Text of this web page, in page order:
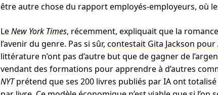
être autre chose du rapport employés-employeurs, où
LeNew York Times, récemment, expliquait que la
l’avenir du genre. Pas si sûr, contestait Gita Jackson
littérature n’ont pas d’autre but que de gagner de
vendant des formations pour apprendre à d’autres
NYTprétend que ses 200 livres publiés par IA ont